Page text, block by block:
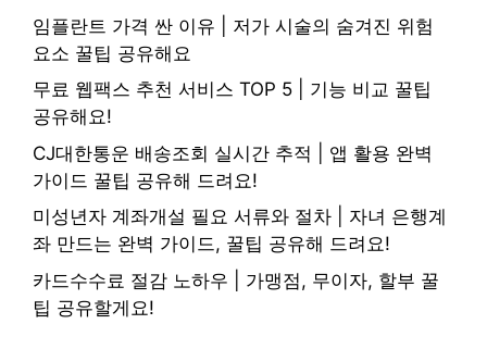
임플란트 가격 싼 이유 | 저가 시술의 숨겨진 위험
요소 꿀팁 공유해요
무료 웹팩스 추천 서비스 TOP 5 | 기능 비교 꿀팁
공유해요!
CJ대한통운 배송조회 실시간 추적 | 앱 활용 완벽
가이드 꿀팁 공유해 드려요!
미성년자 계좌개설 필요 서류와 절차 | 자녀 은행계
좌 만드는 완벽 가이드, 꿀팁 공유해 드려요!
카드수수료 절감 노하우 | 가맹점, 무이자, 할부 꿀
팁 공유할게요!